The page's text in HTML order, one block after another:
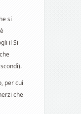
si
il Si
per cui
che